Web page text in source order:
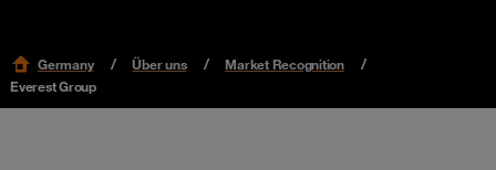
Germany Über uns
Market Recognition
Everest Group